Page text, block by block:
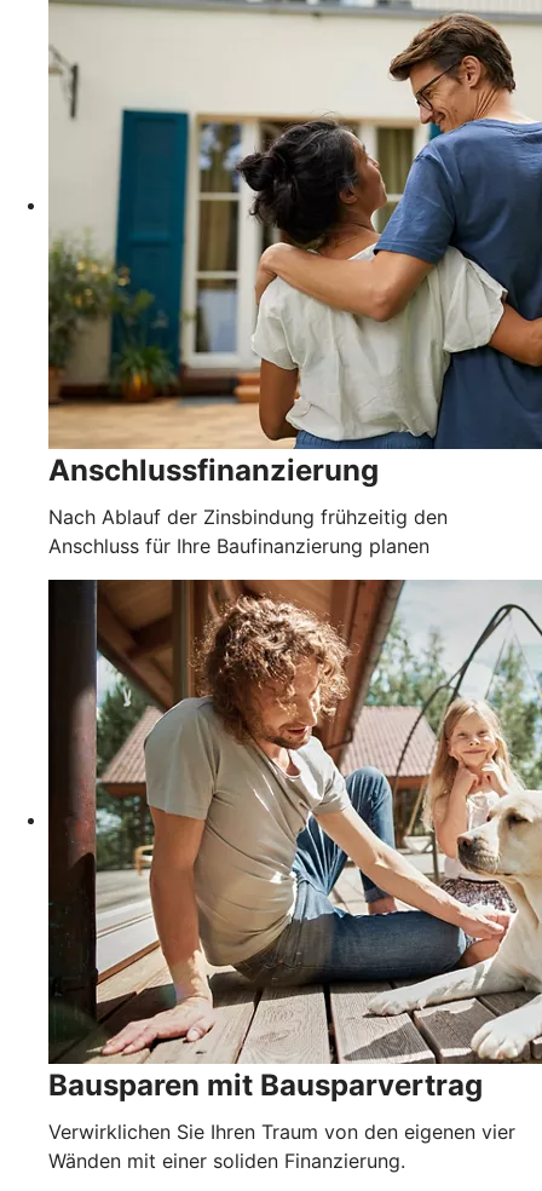
Anschlussfinanzierung
Nach Ablauf der Zinsbindung frühzeitig den
Anschluss für Ihre Baufinanzierung planen
Bausparen mit Bausparvertrag
Verwirklichen Sie Ihren Traum von den eigenen vier
Wänden mit einer soliden Finanzierung.